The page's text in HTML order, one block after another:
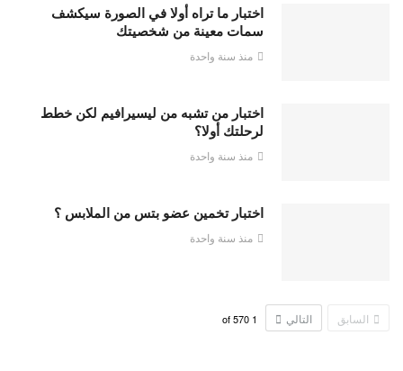
اختبار ما تراه أولا في الصورة سيكشف
سمات معينة من شخصيتك
منذ سنة واحدة
اختبار من تشبه من ليسيرافيم لكن خطط
لرحلتك أولا؟
منذ سنة واحدة
اختبار تخمين عضو بتس من الملابس ؟
منذ سنة واحدة
السابق التالي 1
570